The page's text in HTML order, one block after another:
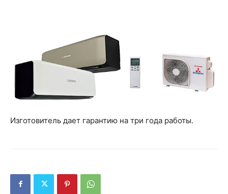
Изготовитель дает гарантию на три года работы.